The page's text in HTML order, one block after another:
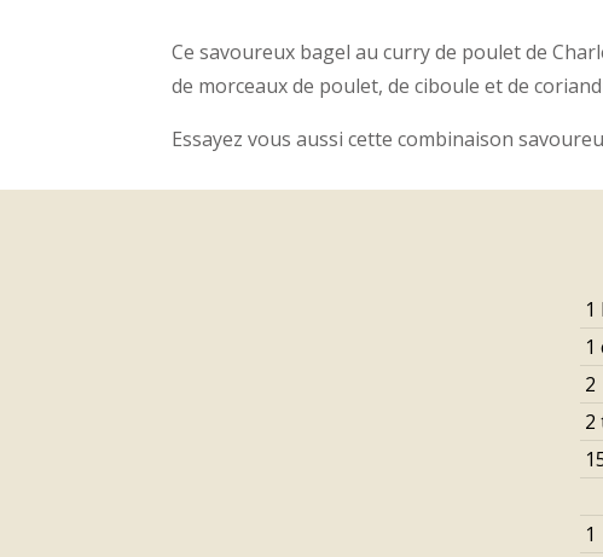
Ce savoureux bagel au curry de poulet de
de morceaux de poulet, de ciboule et de
Essayez vous aussi cette combinaison
1
1
2
2
1